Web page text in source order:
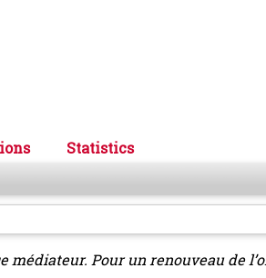
Statistics
médiateur. Pour un renouveau de